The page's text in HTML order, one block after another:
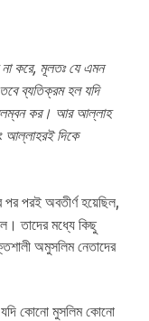
না করে, মূলতঃ যে এমন
ব্যতিক্রম হল যদি
কর। আর আল্লাহ
আল্লাহরই দিকে
পরই অবতীর্ণ হয়েছিল,
তাদের মধ্যে কিছু
অমুসলিম নেতাদের
কোনো মুসলিম কোনো